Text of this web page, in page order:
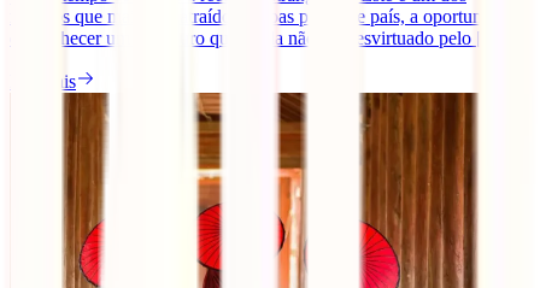
motivos que mais têm atraído pessoas para este país, a oportunidade
de conhecer um país puro que ainda não foi desvirtuado pelo [...]
Ler mais